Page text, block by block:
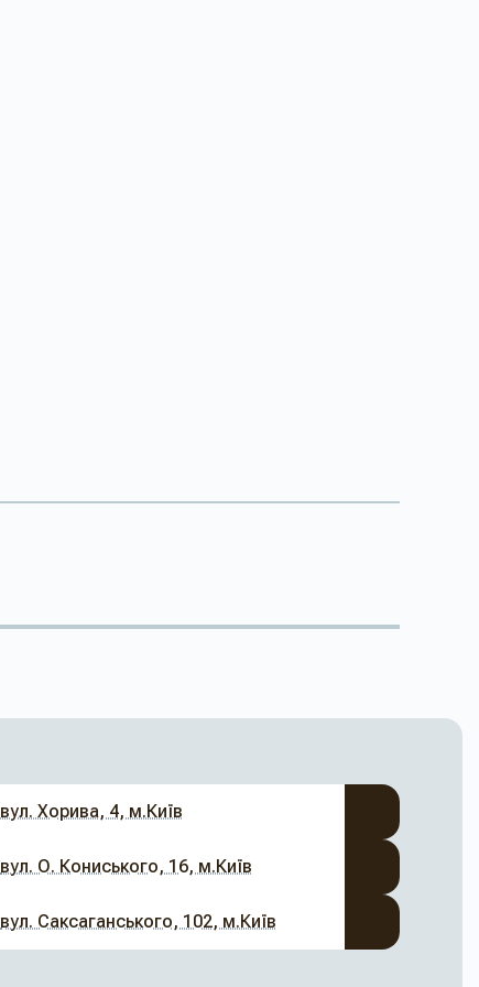
вул. Хорива, 4, м.Київ
вул. О. Кониського, 16, м.Київ
вул. Саксаганського, 102, м.Київ